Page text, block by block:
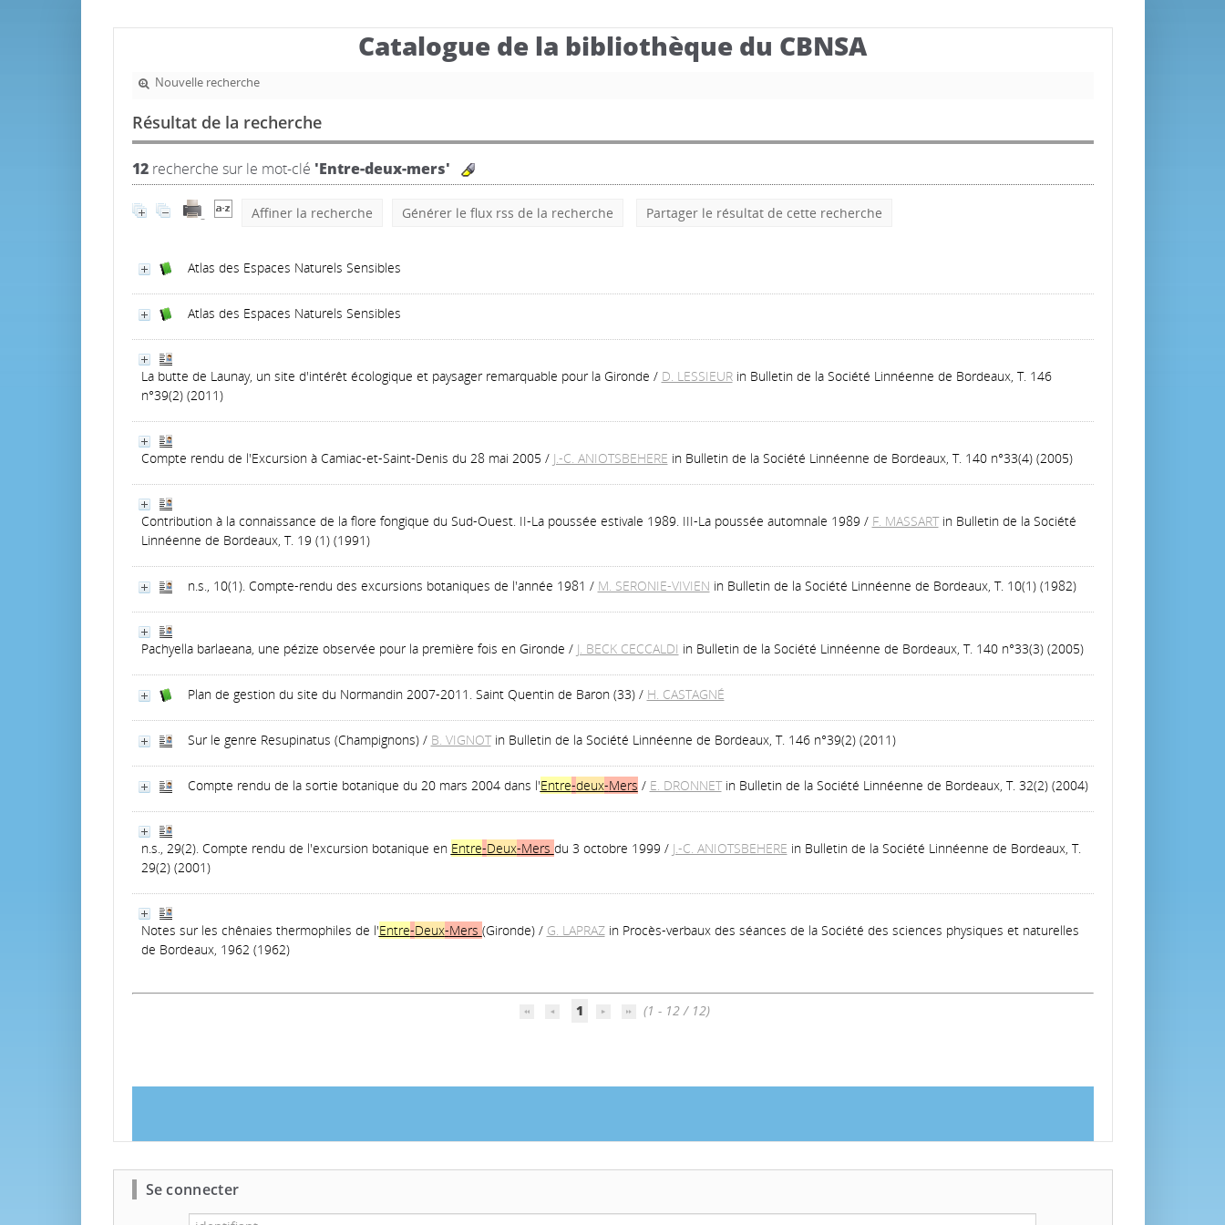
Catalogue de la bibliothèque du CBNSA
Nouvelle recherche
Résultat de la recherche
12recherche sur le mot-clé 'Entre-deux-mers'
Affiner la recherche Générer le flux rss de la recherche Partager le résultat de cette recherche
Atlas des Espaces Naturels Sensibles
Atlas des Espaces Naturels Sensibles
La butte de Launay, un site d'intérêt écologique et paysager remarquable pour la Gironde / D. LESSIEUR in Bulletin de la Société Linnéenne de Bordeaux, T. 146
n°39(2) (2011)
Compte rendu de l'Excursion à Camiac-et-Saint-Denis du 28 mai 2005 / J.-C. ANIOTSBEHERE in Bulletin de la Société Linnéenne de Bordeaux, T. 140 n°33(4) (2005)
Contribution à la connaissance de la flore fongique du Sud-Ouest. II-La poussée estivale 1989. III-La poussée automnale 1989 / F. MASSART in Bulletin de la Société
Linnéenne de Bordeaux, T. 19 (1) (1991)
n.s., 10(1). Compte-rendu des excursions botaniques de l'année 1981 / M. SERONIE-VIVIEN in Bulletin de la Société Linnéenne de Bordeaux, T. 10(1) (1982)
Pachyella barlaeana, une pézize observée pour la première fois en Gironde / J. BECK CECCALDI in Bulletin de la Société Linnéenne de Bordeaux, T. 140 n°33(3) (2005)
Plan de gestion du site du Normandin 2007-2011. Saint Quentin de Baron (33)/ H. CASTAGNÉ
Sur le genre Resupinatus (Champignons)/ B. VIGNOT in Bulletin de la Société Linnéenne de Bordeaux, T. 146 n°39(2) (2011)
Compte rendu de la sortie botanique du 20 mars 2004 dans l'Entre-deux-Mers / E. DRONNET in Bulletin de la Société Linnéenne de Bordeaux, T. 32(2) (2004)
n.s., 29(2). Compte rendu de l'excursion botanique en Entre-Deux-Mers du 3 octobre 1999 / J.-C. ANIOTSBEHERE in Bulletin de la Société Linnéenne de Bordeaux, T.
29(2) (2001)
Notes sur les chênaies thermophiles de l'Entre-Deux-Mers (Gironde)/ G. LAPRAZ in Procès-verbaux des séances de la Société des sciences physiques et naturelles
de Bordeaux, 1962 (1962)
1 (1 - 12 / 12)
Se connecter